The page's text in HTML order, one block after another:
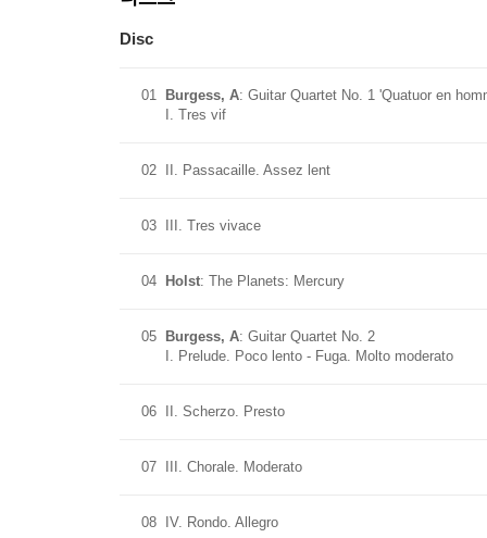
Disc
01 Burgess, A: Guitar Quartet No. 1 'Quatuor en
I. Tres vif
02 II. Passacaille. Assez lent
03 III. Tres vivace
04 Holst: The Planets: Mercury
05 Burgess, A: Guitar Quartet No. 2
I. Prelude. Poco lento - Fuga. Molto moderato
06 II. Scherzo. Presto
07 III. Chorale. Moderato
08 IV. Rondo. Allegro